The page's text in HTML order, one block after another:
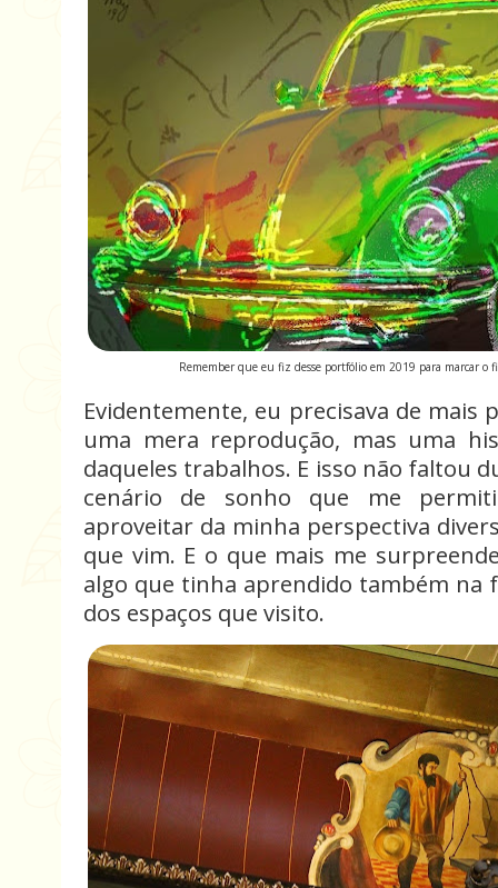
Remember que eu fiz desse portfólio em 2019 para marcar o
Evidentemente, eu precisava de mais
uma mera reprodução, mas uma
daqueles trabalhos. E isso não faltou
cenário de sonho que me
aproveitar da minha perspectiva
que vim. E o que mais me
algo que tinha aprendido também na
dos espaços que visito.